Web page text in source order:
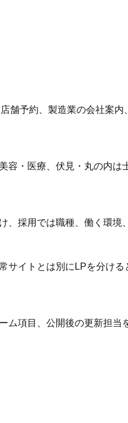
舗予約、製造業の会社案
・医療、伏見・丸の内
採用では職種、働く環境
イトとは別にLPを分け
項目、公開後の更新担